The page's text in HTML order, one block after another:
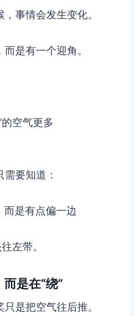
事情会发生变化。
是有一个迎角。
空气更多
要知道：
而是有点偏一边
左带。
是在“绕”
是把空气往后推。